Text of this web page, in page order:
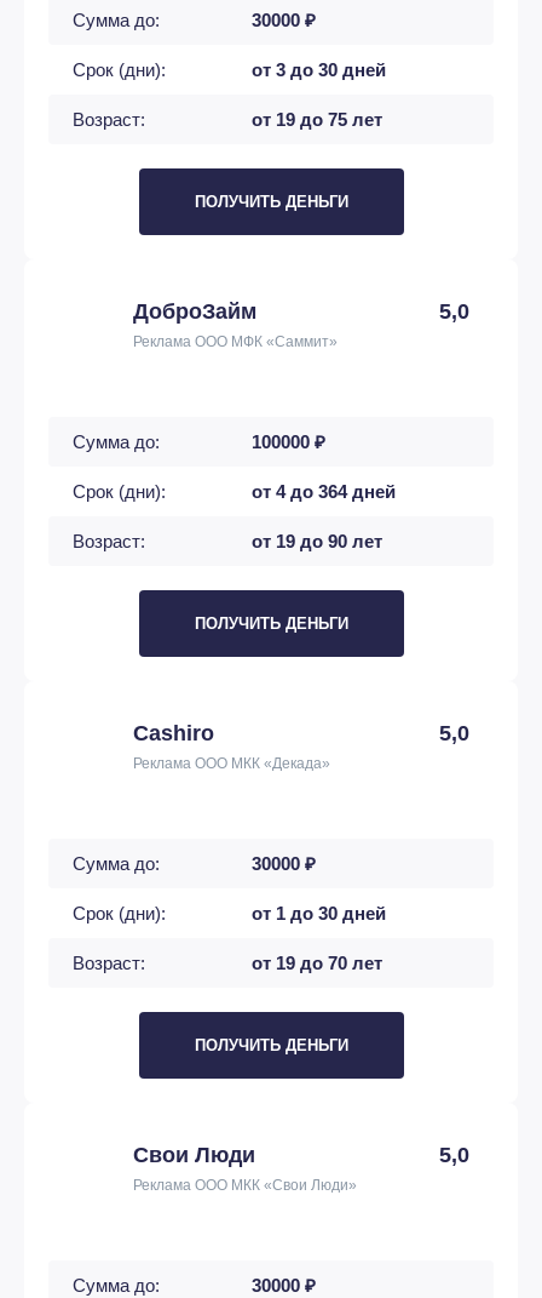
Сумма до: 30000 ₽
Срок (дни): от 3 до 30 дней
Возраст: от 19 до 75 лет
ПОЛУЧИТЬ ДЕНЬГИ
ДоброЗайм 5,0
Реклама ООО МФК «Саммит»
Сумма до: 100000 ₽
Срок (дни): от 4 до 364 дней
Возраст: от 19 до 90 лет
ПОЛУЧИТЬ ДЕНЬГИ
Cashiro 5,0
Реклама ООО МКК «Декада»
Сумма до: 30000 ₽
Срок (дни): от 1 до 30 дней
Возраст: от 19 до 70 лет
ПОЛУЧИТЬ ДЕНЬГИ
Свои Люди 5,0
Реклама ООО МКК «Свои Люди»
Сумма до: 30000 ₽